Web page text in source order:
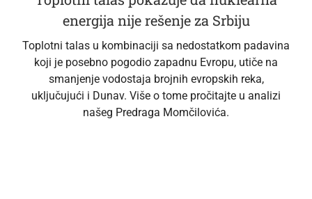
energija nije rešenje za Srbiju
Toplotni talas u kombinaciji sa nedostatkom padavina
koji je posebno pogodio zapadnu Evropu, utiče na
smanjenje vodostaja brojnih evropskih reka,
uključujući i Dunav. Više o tome pročitajte u analizi
našeg Predraga Momčilovića.